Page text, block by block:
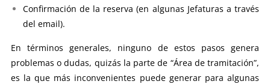
Confirmación de la reserva (en algunas Jefaturas a través
del email).
En términos generales, ninguno de estos pasos genera
problemas o dudas, quizás la parte de “Área de tramitación”,
es la que más inconvenientes puede generar para algunas